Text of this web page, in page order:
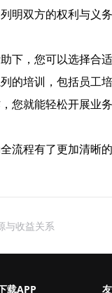
双方的权利与义
下，您可以选择
培训，包括员工
就能轻松开展业
流程有了更加清
与收益关系
载APP